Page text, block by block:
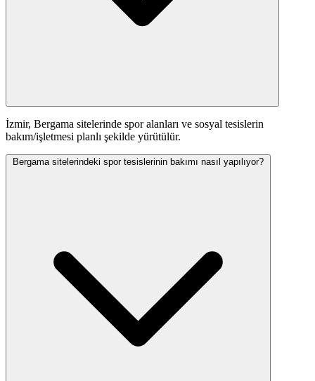
İzmir, Bergama sitelerinde spor alanları ve sosyal tesislerin
bakım/işletmesi planlı şekilde yürütülür.
Bergama sitelerindeki spor tesislerinin bakımı nasıl yapılıyor?